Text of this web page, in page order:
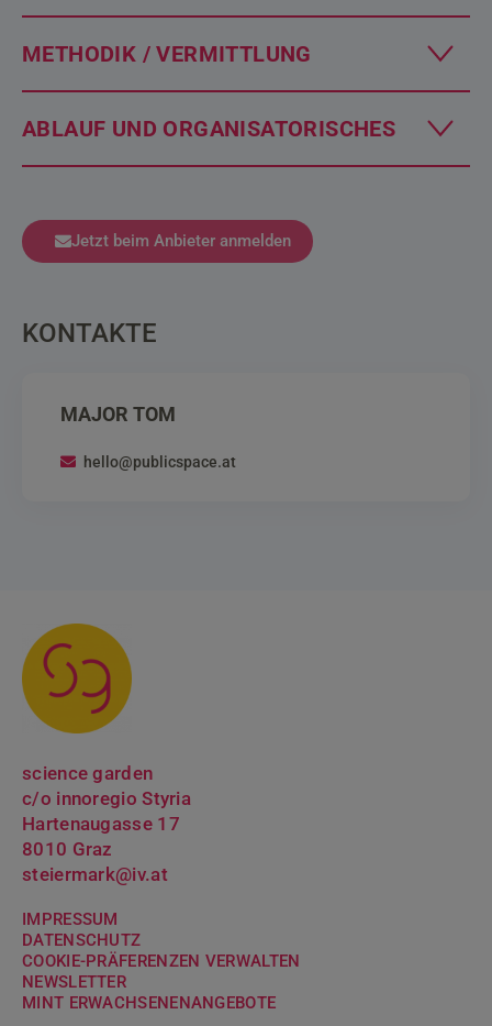
METHODIK / VERMITTLUNG
ABLAUF UND ORGANISATORISCHES
Jetzt beim Anbieter anmelden
KONTAKTE
MAJOR TOM
hello@publicspace.at
science garden
c/o innoregio Styria
Hartenaugasse 17
8010 Graz
steiermark@iv.at
IMPRESSUM
DATENSCHUTZ
COOKIE-PRÄFERENZEN VERWALTEN
NEWSLETTER
MINT ERWACH­SENENANGEBOTE